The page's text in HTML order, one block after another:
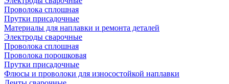
Проволока сплошная
Прутки присадочные
Материалы для наплавки и ремонта деталей
Электроды сварочные
Проволока сплошная
Проволока порошковая
Прутки присадочные
Флюсы и проволоки для износостойкой наплавки